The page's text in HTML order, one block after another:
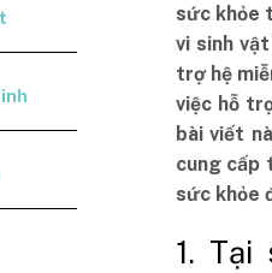
sức khỏe
vi sinh
trợ hệ
việc hỗ
bài viết
cung cấp
sức khỏe
1. Tại